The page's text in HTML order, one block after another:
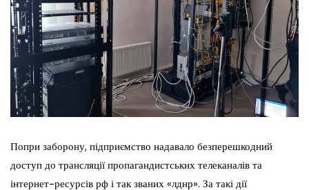
Попри заборону, підприємство надавало безперешкодний
доступ до трансляції пропагандистських телеканалів та
інтернет-ресурсів рф і так званих «лднр». За такі дії